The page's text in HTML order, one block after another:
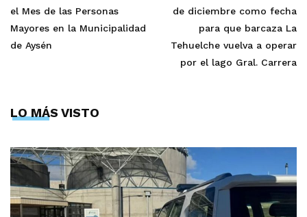
el Mes de las Personas
Mayores en la Municipalidad
de Aysén
de diciembre como fecha
para que barcaza La
Tehuelche vuelva a operar
por el lago Gral. Carrera
LO MÁS VISTO